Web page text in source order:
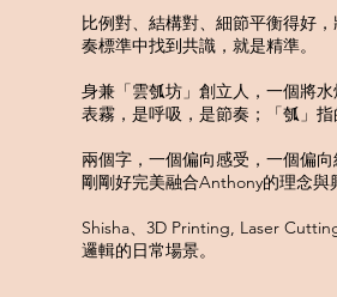
比例對、結構對、細節平衡得好
奏標準中找到共識，就是精準。
身兼「雲瓠坊」創立人，一個將
表霧，是呼吸，是節奏；「瓠」指
兩個字，一個偏向感受，一個偏
剛剛好完美融合Anthony的理念與
Shisha、3D Printing, Laser
邏輯的日常場景。